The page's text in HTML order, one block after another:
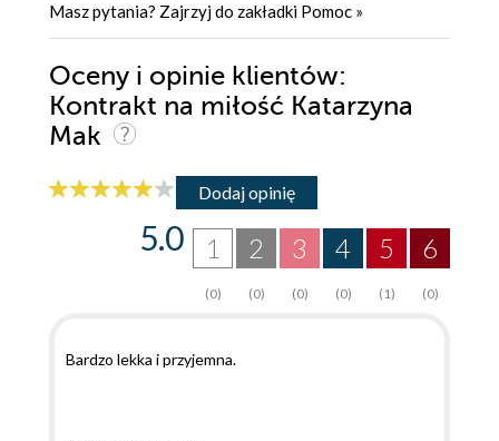
Masz pytania? Zajrzyj do zakładki Pomoc »
Oceny i opinie klientów:
Kontrakt na miłość Katarzyna
Mak
Dodaj opinię
6
(0)
5
(1)
4
(0)
3
(0)
2
(0)
1
(0)
5.0
Bardzo lekka i przyjemna.